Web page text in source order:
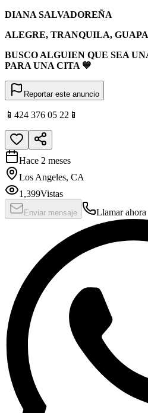
DIANA SALVADOREÑA
ALEGRE, TRANQUILA, GUAPA
BUSCO ALGUIEN QUE SEA
PARA UNA CITA 💙
Reportar este anuncio
📱424 376 05 22📱
Hace 2 meses
Los Angeles, CA
1,399Vistas
Enviar mensaje Llamar ahora